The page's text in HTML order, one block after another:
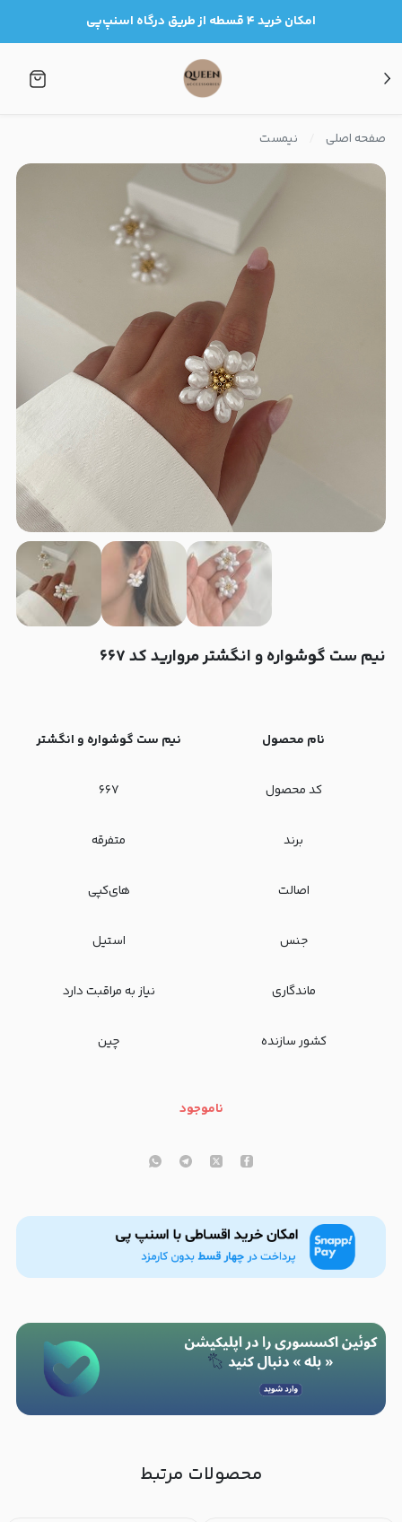
امکان خرید ۴ قسطه از طریق درگاه اسنپ‌پی
صفحه اصلی نیمست
نیم ست گوشواره و انگشتر مروارید کد ۶۶۷
نام محصول نیم ست گوشواره و انگشتر
کد محصول ۶۶۷
برند متفرقه
اصالت های‌کپی
جنس استیل
ماندگاری نیاز به مراقبت دارد
کشور سازنده چین
ناموجود
محصولات مرتبط